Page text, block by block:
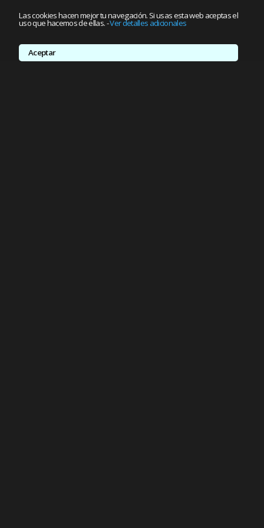
Las cookies hacen mejor tu navegación. Si usas esta web aceptas el
uso que hacemos de ellas.-Ver detalles adicionales
Aceptar